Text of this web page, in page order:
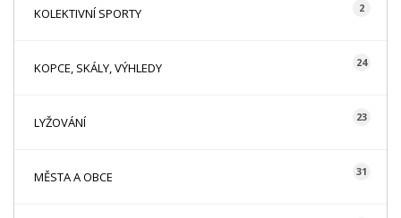
KOLEKTIVNÍ SPORTY 2
KOPCE, SKÁLY, VÝHLEDY 24
LYŽOVÁNÍ 23
MĚSTA A OBCE 31